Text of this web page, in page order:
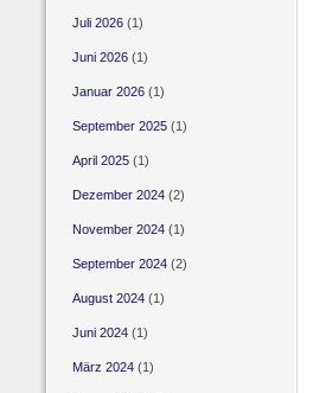
Juli 2026(1)
Juni 2026(1)
Januar 2026(1)
September 2025(1)
April 2025(1)
Dezember 2024(2)
November 2024(1)
September 2024(2)
August 2024(1)
Juni 2024(1)
März 2024(1)